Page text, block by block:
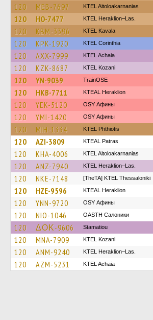
120 MEB-7697 KTEL Aitoloakarnanias
120 HO-7477 KTEL Heraklion–Las.
120 KBM-3396 KTEL Kavala
120 KPK-1920 KTEL Corinthia
120 AXX-7999 KTEL Achaia
120 KZK-8687 ΚΤΕL Kozani
120 YN-9039 TrainΟSE
120 HKB-7711 KTEAL Heraklion
120 YEK-5120 OSY Афины
120 YMI-1420 OSY Афины
120 MIH-1334 ΚΤΕL Phthiotis
120 AZI-3809 KTEAL Patras
120 KHA-4006 KTEL Aitoloakarnanias
120 ANZ-7940 KTEL Heraklion–Las.
120 NKE-7148 [TheTA] KTEL Thessaloniki
120 HZE-9596 KTEAL Heraklion
120 YNN-9720 OSY Афины
120 NIO-1046 OASTH Салоники
120 ΔΟΚ-9606 Stamatiou
120 MNA-7909 ΚΤΕL Kozani
120 ANM-9240 KTEL Heraklion–Las.
120 AZM-5231 KTEL Achaia